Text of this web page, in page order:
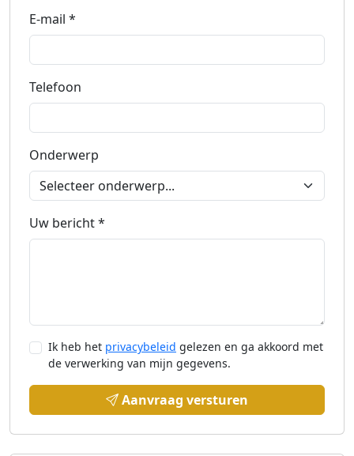
E-mail *
Telefoon
Onderwerp
Uw bericht *
Ik heb het privacybeleid gelezen en ga akkoord met
de verwerking van mijn gegevens.
Aanvraag versturen